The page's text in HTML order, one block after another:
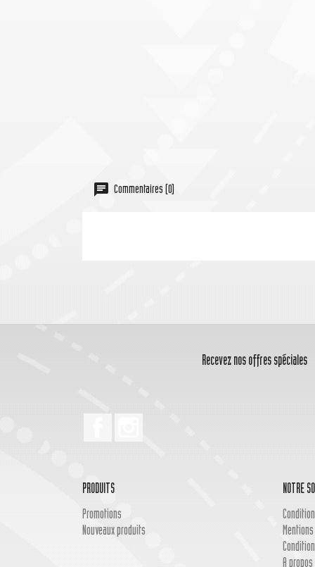
Commentaires (0)
Recevez nos offres spéciales
PRODUITS
Promotions
Nouveaux produits
NOTRE
A